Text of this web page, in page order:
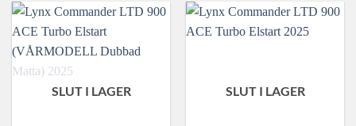
SLUT I LAGER SLUT I LAGER